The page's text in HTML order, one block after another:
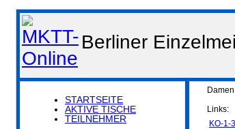
Berliner
STARTSEITE
AKTIVE TISCHE
TEILNEHMER
Links:
KO-1-